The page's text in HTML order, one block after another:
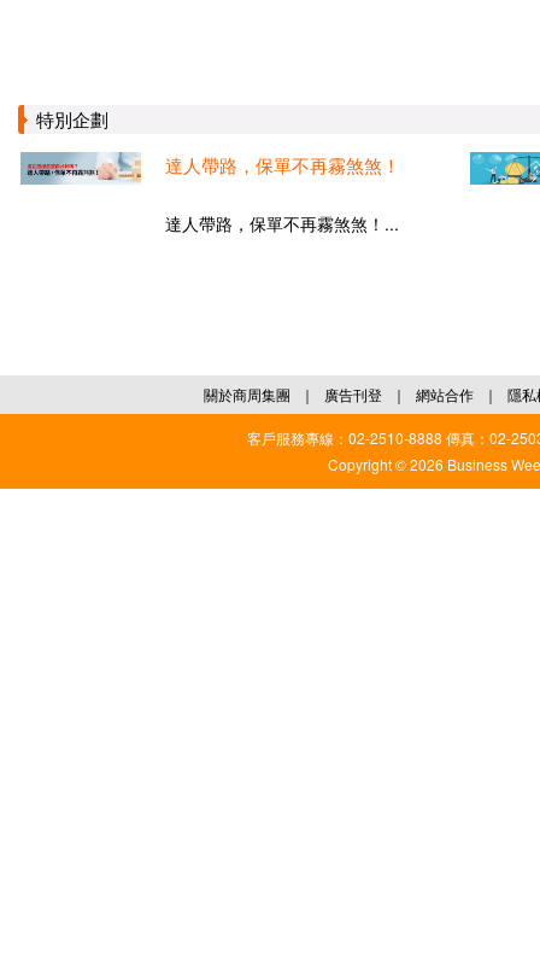
特別企劃
達人帶路，保單不再霧煞煞！
達人帶路，保單不再霧煞煞！...
關於商周集團 ｜ 廣告刊登 ｜ 網站合作 ｜ 隱私
客戶服務專線：02-2510-8888 傳真：02-
Copyright © 2026 Business